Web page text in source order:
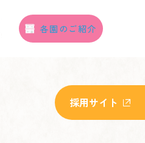
各園のご紹介
採用サイト